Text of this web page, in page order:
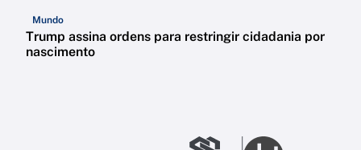
Mundo
Trump assina ordens para restringir cidadania por
nascimento